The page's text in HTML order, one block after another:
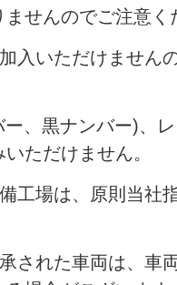
せんのでご注意く
入いただけません
、黒ナンバー)、
ただけません。
工場は、原則当社
された車両は、車